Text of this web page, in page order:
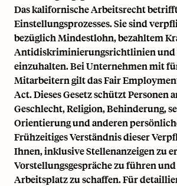
Das kalifornische Arbeitsrecht
Einstellungsprozesses. Sie sind
bezüglich Mindestlohn,bezahltem
Antidiskriminierungsrichtlinien und
einzuhalten. Bei Unternehmen mit
Mitarbeitern gilt das Fair
Act. Dieses Gesetz schützt Personen
Geschlecht, Religion, Behinderung,
Orientierung und anderen
Frühzeitiges Verständnis dieser
Ihnen, inklusive Stellenanzeigen zu
Vorstellungsgespräche zu führen
Arbeitsplatz zu schaffen. Für